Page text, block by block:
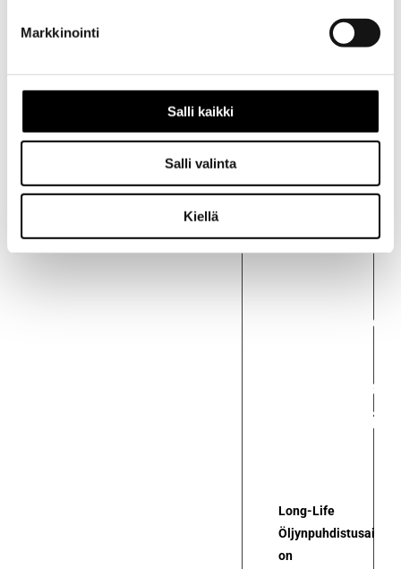
Markkinointi
Salli kaikki
Salli valinta
Kiellä
Long-Life
Öljynpuhdistusaine
on